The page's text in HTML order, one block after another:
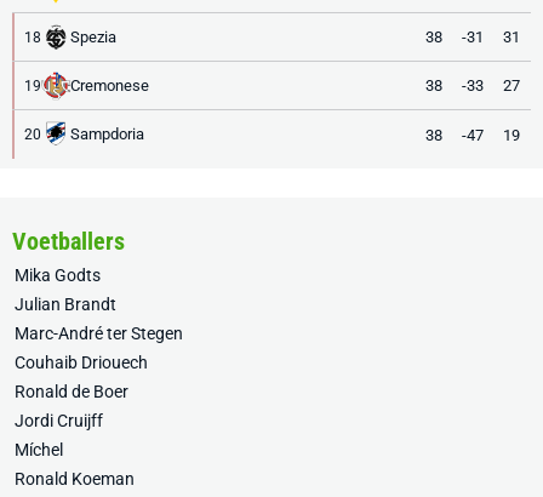
18 Spezia 38 -31 31
19 Cremonese 38 -33 27
20 Sampdoria 38 -47 19
Voetballers
Mika Godts
Julian Brandt
Marc-André ter Stegen
Couhaib Driouech
Ronald de Boer
Jordi Cruijff
Míchel
Ronald Koeman